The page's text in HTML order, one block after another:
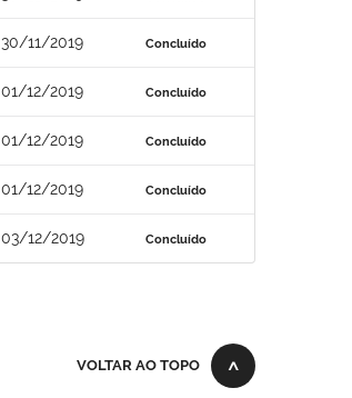
30/11/2019 Concluído
01/12/2019 Concluído
01/12/2019 Concluído
01/12/2019 Concluído
03/12/2019 Concluído
VOLTAR AO TOPO